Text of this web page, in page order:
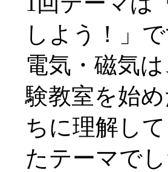
しよう！」
電気・磁気
験教室を始
ちに理解し
たテーマで